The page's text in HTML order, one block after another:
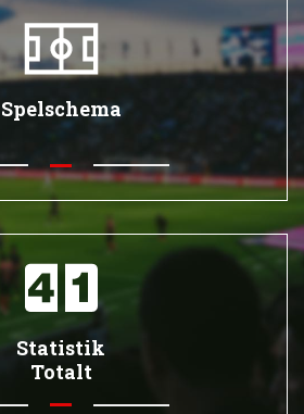
Spelschema
Statistik
Totalt